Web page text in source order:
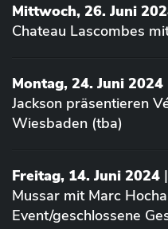
Mittwoch, 26. Juni
Chateau Lascombes
Montag, 24. Juni 2024
Jackson präsentieren
Wiesbaden (tba)
Freitag, 14. Juni 2024
Mussar mit Marc
Event/geschlossene